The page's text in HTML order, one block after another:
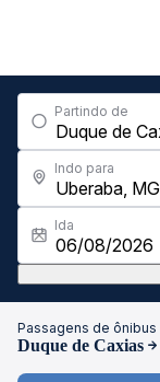
Partindo de
Indo para
Ida
Passagens de ônibus
Duque de Caxias